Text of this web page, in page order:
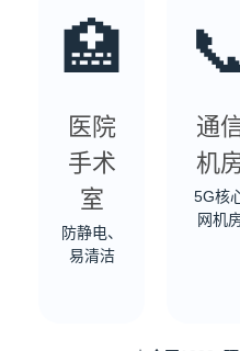
🏥
医院
手术
室
防静电、
易清洁
通
机
5G核
网机